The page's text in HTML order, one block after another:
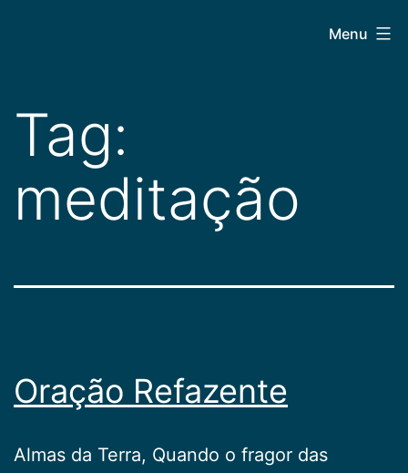
conteúdo
Menu
Tag:
meditação
Oração Refazente
Almas da Terra, Quando o fragor das